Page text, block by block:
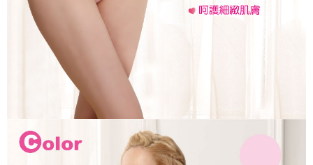
２．關於個人資料處理事宜，請瀏覽以下網址：
https://aftee.tw/terms/#terms3
３．未成年的使用者請事先徵得法定代理人或監護人之同意方可使用
「AFTEE先享後付」，若未經同意申辦者引起之損失，本公司不負相關責
４．使用「AFTEE先享後付」時，將依據個別帳號之用戶狀況，依本公司即
時審查核予不同之上限額度；若仍有額度不足之情形，本公司將視審查結果
請求用戶進行身份認證。
５．嚴禁一人註冊多個帳號或使用他人資訊註冊。若發現惡意使用之情形，
恩沛科技股份有限公司將有權停止該用戶之使用額度並採取法律行動。